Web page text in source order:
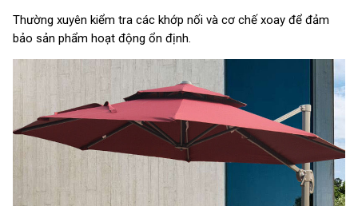
Thường xuyên kiểm tra các khớp nối và cơ chế xoay để đảm
bảo sản phẩm hoạt động ổn định.